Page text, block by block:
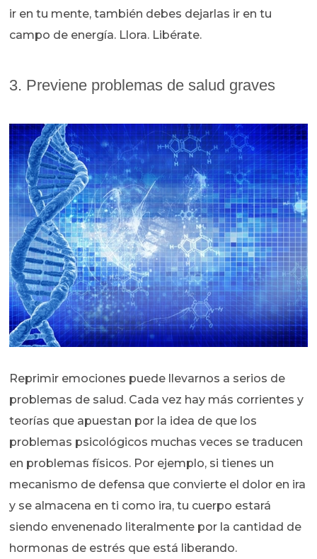
ir en tu mente, también debes dejarlas ir en tu
campo de energía. Llora. Libérate.
3. Previene problemas de salud graves
Reprimir emociones puede llevarnos a serios de
problemas de salud. Cada vez hay más corrientes y
teorías que apuestan por la idea de que los
problemas psicológicos muchas veces se traducen
en problemas físicos. Por ejemplo, si tienes un
mecanismo de defensa que convierte el dolor en ira
y se almacena en ti como ira, tu cuerpo estará
siendo envenenado literalmente por la cantidad de
hormonas de estrés que está liberando.